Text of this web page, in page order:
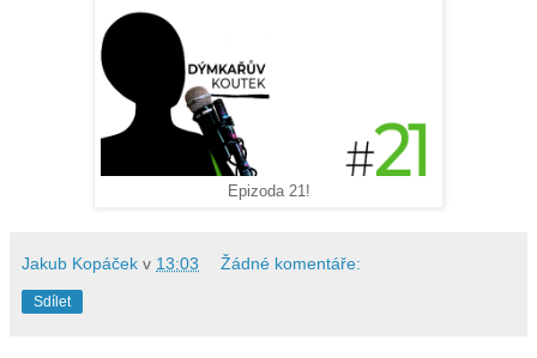
Epizoda 21!
Jakub Kopáček v 13:03 Žádné komentáře:
Sdílet